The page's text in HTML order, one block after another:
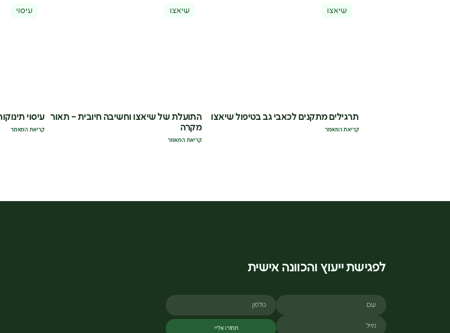
שיאצו
תרגילים מתקנים לכאבי גב בטיפול שיאצו
קריאת המאמר
שיאצו
התועלת של שיאצו וחשיבה חיובית – תאור
מקרה
קריאת המאמר
עיסוי
עיסוי
קריאת המאמר
לפגישת ייעוץ והכוונה אישית
שם טלפון
מייל
תחזרו אליי